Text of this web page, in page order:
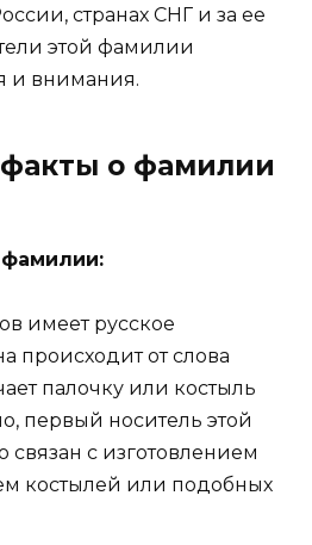
странах СНГ и за ее
этой фамилии
и внимания.
о фамилии
имеет русское
происходит от слова
палочку или костыль
первый носитель этой
с изготовлением
костылей или подобных